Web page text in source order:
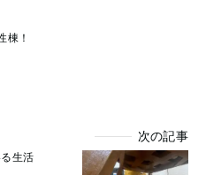
棟！
次の記事
生活